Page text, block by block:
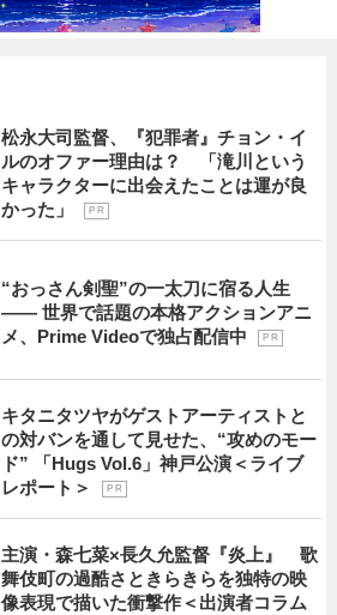
松永大司監督、『犯罪者』チョン・イ
ルのオファー理由は？ 「滝川という
キャラクターに出会えたことは運が良
かった」
P R
“おっさん剣聖”の一太刀に宿る人生
―― 世界で話題の本格アクションアニ
メ、Prime Videoで独占配信中
P R
キタニタツヤがゲストアーティストと
の対バンを通して見せた、“攻めのモー
ド” 「Hugs Vol.6」神戸公演＜ライブ
レポート＞
P R
主演・森七菜×長久允監督『炎上』 歌
舞伎町の過酷さときらきらを独特の映
像表現で描いた衝撃作＜出演者コラム